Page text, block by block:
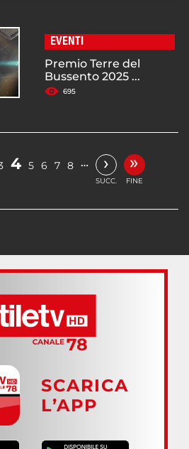
EVENTI
Premio Terre del
Bussento 2025 ...
695
4 5 6 7 8 … ›
SUCC.
»
FINE
SCARICA
L’APP